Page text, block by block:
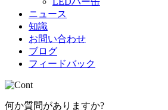
ニュース
知識
お問い合わせ
ブログ
フィードバック
何か質問がありますか?